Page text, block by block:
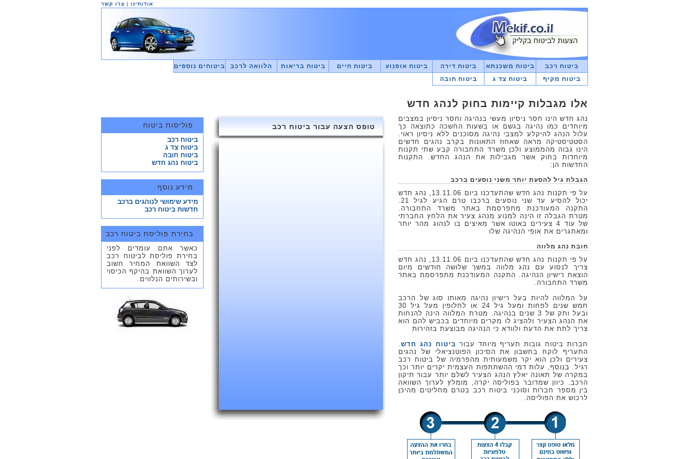
אודותינו | צרו קשר
ביטוח רכב ביטוח משכנתא ביטוח דירה ביטוח אופנוע ביטוח חיים ביטוח בריאות הלוואה לרכב
ביטוחים נוספים
ביטוח מקיף
ביטוח צד ג ביטוח חובה
אלו מגבלות קיימות בחוק לנהג חדש
נהג חדש הינו חסר ניסיון מעשי בנהיגה וחסר ניסיון במצבים
מיוחדים כמו נהיגה בגשם או בשעות החשכה כתוצאה כך
עלול הנהג להיקלע למצבי נהיגה מסוכנים ללא ניסיון ראוי.
הסטטיסטיקה מראה שאחוז התאונות בקרב נהגים חדשים
הינו גבוה מהממוצע ולכן משרד התחבורה קבע שתי תקנות
מיוחדות בחוק אשר מגבילות את הנהג החדש. התקנות
החדשות הן:
הגבלת גיל להסעת יותר משני נוסעים ברכב
על פי תקנות נהג חדש שהתעדכנו ביום 13.11.06, נהג חדש
יכול להסיע עד שני נוסעים ברכבו טרם הגיע לגיל 21.
התקנה המעודכנת מתפרסמת באתר משרד התחבורה.
מטרת הגבלה זו הינה למנוע מנהג צעיר את הלחץ החברתי
של עוד 4 צעירים באוטו אשר מאיצים בו לנהוג מהר יותר
ומאתגרים את אופי הנהיגה שלו
חובת נהג מלווה
על פי תקנות נהג חדש שהתעדכנו ביום 13.11.06, נהג חדש
צריך לנסוע עם נהג מלווה במשך שלושה חודשים מיום
הוצאת רישיון הנהיגה. התקנה המעודכנת מתפרסמת באתר
משרד התחבורה.
על המלווה להיות בעל רישיון נהיגה מאותו סוג של הרכב
חמש שנים לפחות ומעל גיל 24 או לחלופין מעל גיל 30
ובעל ותק של 3 שנים בנהיגה. מטרת המלווה הינה להנחות
את הנהג הצעיר ולהציג לו מקרים מיוחדים בכביש להם הוא
צריך לתת את הדעת ולוודא כי הנהיגה מבוצעת בזהירות
חברות ביטוח גובות תעריף מיוחד עבור ביטוח נהג חדש.
התעריף לוקח בחשבון את הסיכון הפוטנציאלי של נהגים
צעירים ולכן הוא יקר משמעותית מהפרמיה של ביטוח רכב
רגיל. בנוסף, עלות דמי ההשתתפות העצמית יקרים יותר וכך
במקרה של תאונה יאלץ הנהג הצעיר לשלם יותר עבור תיקון
הרכב. כיוון שמדובר בפוליסה יקרה, מומלץ לערוך השוואה
בין מספר חברות וסוכני ביטוח רכב בטרם מחליטים מהיכן
לרכוש את הפוליסה.
טופס הצעה עבור ביטוח רכב פוליסות ביטוח
ביטוח רכב
ביטוח צד ג
ביטוח חובה
ביטוח נהג חדש
מידע נוסף
מידע שימושי לנוהגים ברכב
חדשות ביטוח רכב
בחירת פוליסת ביטוח רכב
כאשר אתם עומדים לפני
בחירת פוליסת לביטוח רכב
לצד השוואת המחיר חשוב
לערוך השוואת בהיקף הכיסוי
ובשירותים הנלווים.